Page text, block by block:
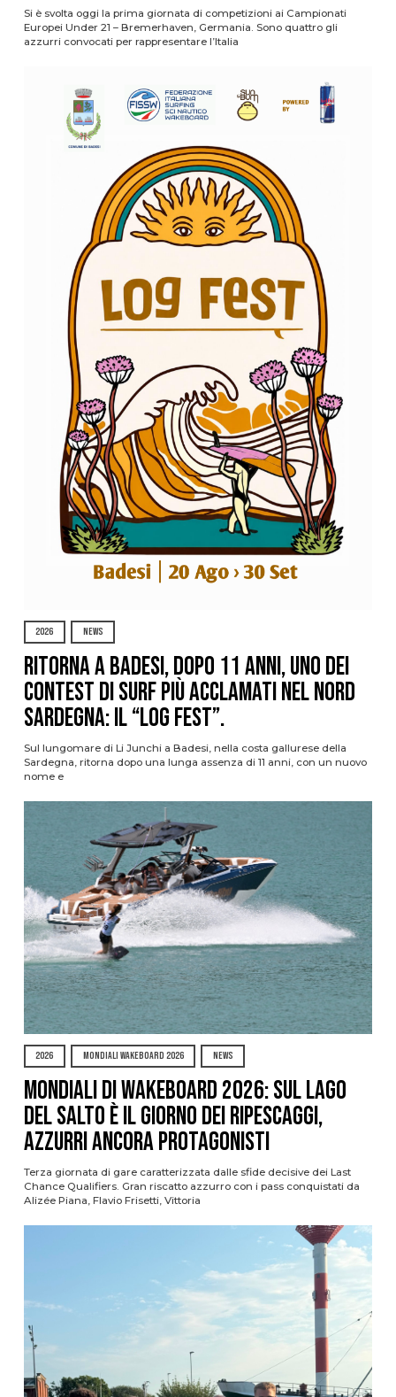
Si è svolta oggi la prima giornata di competizioni ai Campionati
Europei Under 21 – Bremerhaven, Germania. Sono quattro gli
azzurri convocati per rappresentare l’Italia
2026 NEWS
Ritorna a Badesi, dopo 11 anni, uno dei
contest di surf più acclamati nel nord
Sardegna: il “Log Fest”.
Sul lungomare di Li Junchi a Badesi, nella costa gallurese della
Sardegna, ritorna dopo una lunga assenza di 11 anni, con un nuovo
nome e
2026 MONDIALI WAKEBOARD 2026 NEWS
Mondiali di Wakeboard 2026: sul Lago
del Salto è il giorno dei ripescaggi,
azzurri ancora protagonisti
Terza giornata di gare caratterizzata dalle sfide decisive dei Last
Chance Qualifiers. Gran riscatto azzurro con i pass conquistati da
Alizée Piana, Flavio Frisetti, Vittoria